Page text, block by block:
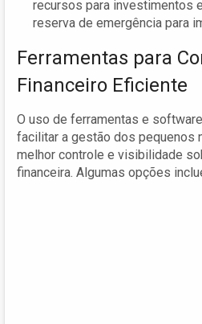
recursos para investimentos
reserva de emergência para
Ferramentas para
Financeiro Eficiente
O uso de ferramentas e
facilitar a gestão dos pequenos
melhor controle e visibilidade
financeira. Algumas opções